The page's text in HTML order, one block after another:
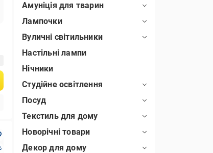
Амуніція для тварин
Лампочки
Вуличні світильники
Настільні лампи
Нічники
Студійне освітлення
Посуд
Текстиль для дому
Новорічні товари
Декор для дому